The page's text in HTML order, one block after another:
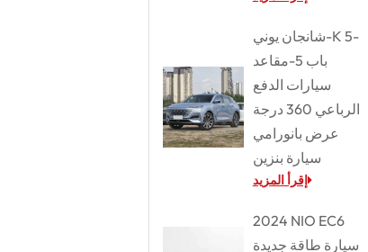
شانجان يوني-K 5-
باب 5-مقاعد
سيارات الدفع
الرباعي 360 درجة
عرض بانورامي
سيارة بنزين
إقرأ المزيد
2024 NIO EC6
سيارة طاقة جديدة